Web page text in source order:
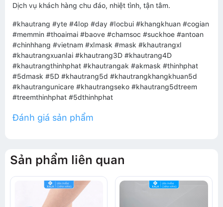
Dịch vụ khách hàng chu đáo, nhiệt tình, tận tâm.
#khautrang #yte #4lop #day #locbui #khangkhuan #cogian
#memmin #thoaimai #baove #chamsoc #suckhoe #antoan
#chinhhang #vietnam #xlmask #mask #khautrangxl
#khautrangxuanlai #khautrang3D #khautrang4D
#khautrangthinhphat #khautrangak #akmask #thinhphat
#5dmask #5D #khautrang5d #khautrangkhangkhuan5d
#khautrangunicare #khautrangseko #khautrang5dtreem
#treemthinhphat #5dthinhphat
Đánh giá sản phẩm
Sản phẩm liên quan